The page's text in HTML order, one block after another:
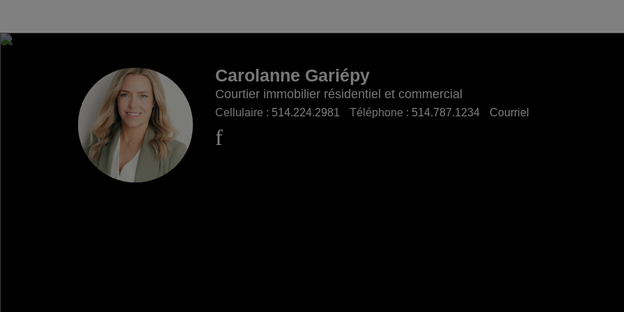
Carolanne Gariépy
Courtier immobilier résidentiel et commercial
Cellulaire : 514.224.2981 Téléphone : 514.787.1234 Courriel